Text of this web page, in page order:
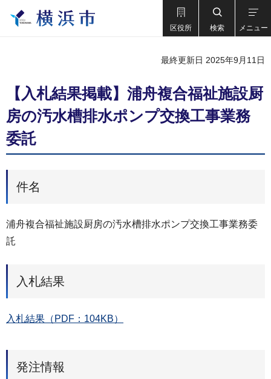
区役所 検索 メニュー
最終更新日 2025年9月11日
【入札結果掲載】浦舟複合福祉施設厨
房の汚水槽排水ポンプ交換工事業務
委託
件名
浦舟複合福祉施設厨房の汚水槽排水ポンプ交換工事業務委
託
入札結果
入札結果（PDF：104KB）
発注情報